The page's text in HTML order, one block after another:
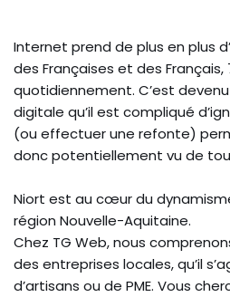
Internet prend de plus en plus
des Françaises et des
quotidiennement. C’est
digitale qu’il est compliqué
(ou effectuer une refonte)
donc potentiellement vu de
Niort est au cœur du
région Nouvelle-Aquitaine.
Chez TG Web, nous
des entreprises locales, qu’il
d’artisans ou de PME. Vous